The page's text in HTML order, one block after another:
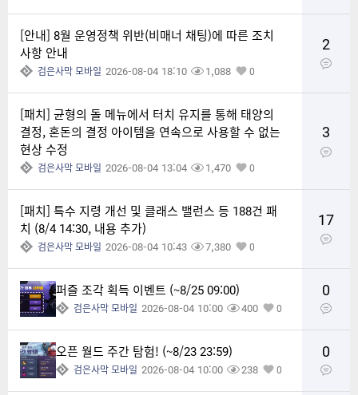
2
[안내] 8월 운영정책 위반(비매너 채팅)에 따른 조치
사항 안내
검은사막 모바일 2026-08-04 18:10 1,088 0
3
[패치] 균형의 돌 메뉴에서 터치 유지를 통해 태양의
결정, 혼돈의 결정 아이템을 연속으로 사용할 수 없는
현상 수정
검은사막 모바일 2026-08-04 13:04 1,470 0
17
[패치] 특수 지령 개선 및 클래스 밸런스 등 188건 패
치 (8/4 14:30, 내용 추가)
검은사막 모바일 2026-08-04 10:43 7,380 0
0
퍼즐 조각 획득 이벤트 (~8/25 09:00)
검은사막 모바일 2026-08-04 10:00 400 0
0
오픈 월드 주간 탐험! (~8/23 23:59)
검은사막 모바일 2026-08-04 10:00 238 0